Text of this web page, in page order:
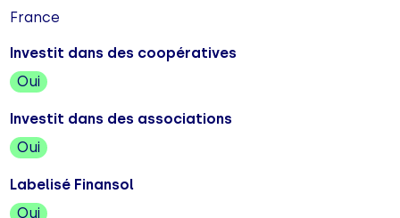
France
Investit dans des coopératives
Oui
Investit dans des associations
Oui
Labelisé Finansol
Oui